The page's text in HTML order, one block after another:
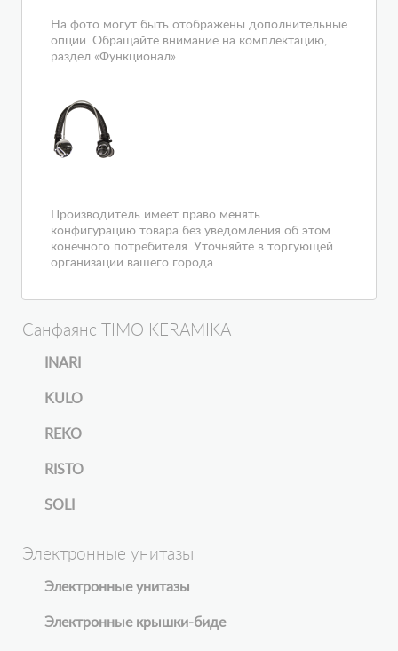
На фото могут быть отображены дополнительные
опции. Обращайте внимание на комплектацию,
раздел «Функционал».
Производитель имеет право менять
конфигурацию товара без уведомления об этом
конечного потребителя. Уточняйте в торгующей
организации вашего города.
Санфаянс TIMO KERAMIKA
INARI
KULO
REKO
RISTO
SOLI
Электронные унитазы
Электронные унитазы
Электронные крышки-биде